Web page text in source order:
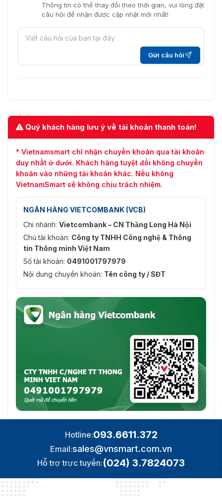
Thông tin có thể thay đổi theo thời gian, vui lòng đặt
câu hỏi để nhận được cập nhật mới nhất!
Gửi câu hỏi
Quý khách hàng lưu ý về tài khoản thanh toán!
* Vietnamsmart chỉ nhận chuyển khoản qua tài khoản
duy nhất ở dưới. Khách hàng tuyệt đối không chuyển
khoản vào những tài khoản khác. Nếu không
VietnamSmart sẽ không chịu trách nhiệm.
NGÂN HÀNG VIETCOMBANK (VCB)
Chi nhánh: Vietcombank – CN Thăng Long Hà Nội
Chủ tài khoản: Công ty TNHH Công nghệ & Thông
tin Thông minh Việt Nam
Số tài khoản: 0491001797979
Nội dung chuyển khoản: Tên công ty / SĐT
Hotline:093.6611.372
Email:sales@vnsmart.com.vn
Hỗ trợ trực tuyến:(024) 3.7824073